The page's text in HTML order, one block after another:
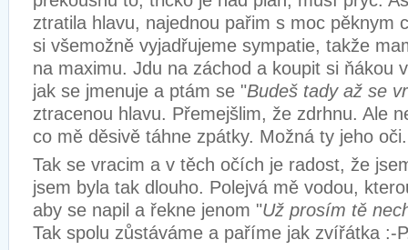
ztratila hlavu, najednou pařim s moc pěknym
si všemožně vyjadřujeme sympatie, takže
na maximu. Jdu na záchod a koupit si ňákou
jak se jmenuje a ptám se "Budeš tady až se
ztracenou hlavu. Přemejšlim, že zdrhnu. Ale
co mě děsivě táhne zpátky. Možná ty jeho oči.
Tak se vracim a v těch očích je radost, že
jsem byla tak dlouho. Polejvá mě vodou,
aby se napil a řekne jenom "Už prosím tě
Tak spolu zůstáváme a paříme jak zvířátka :-